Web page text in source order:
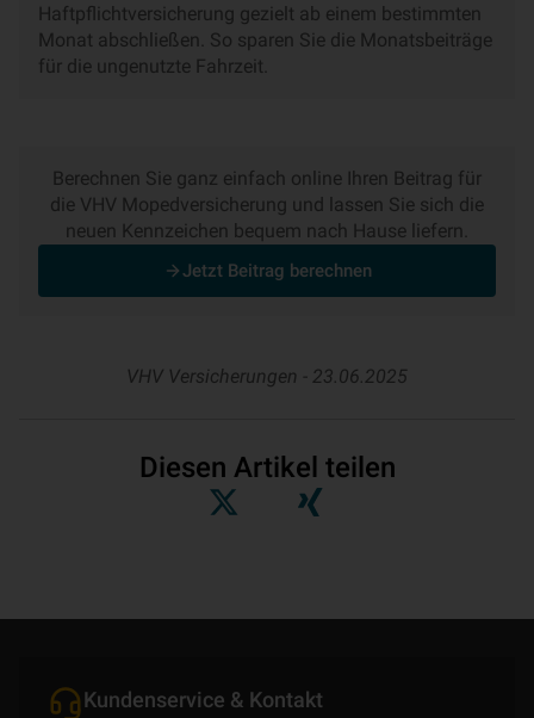
Haftpflichtversicherung gezielt ab einem bestimmten
Monat abschließen. So sparen Sie die Monatsbeiträge
für die ungenutzte Fahrzeit.
Berechnen Sie ganz einfach online Ihren Beitrag für
die VHV Mopedversicherung und lassen Sie sich die
neuen Kennzeichen bequem nach Hause liefern.
Jetzt Beitrag berechnen
VHV Versicherungen - 23.06.2025
Diesen Artikel teilen
Kundenservice & Kontakt